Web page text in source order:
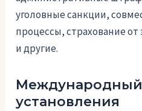
уголовные санкции,
процессы, страхование
и другие.
установления